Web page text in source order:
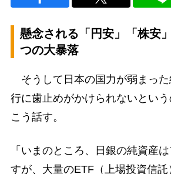
懸念される「円安」「株安
つの大暴落
そうして日本の国力が弱まった
行に歯止めがかけられないとい
こう話す。
「いまのところ、日銀の純資産
すが、大量のETF（上場投資信